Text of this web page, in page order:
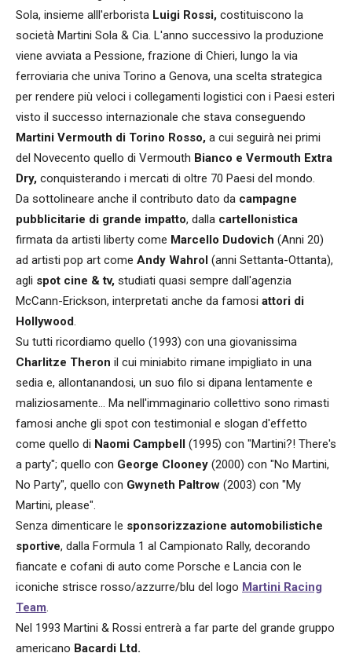
Sola, insieme alll'erborista Luigi Rossi, costituiscono la
società Martini Sola & Cia. L'anno successivo la produzione
viene avviata a Pessione, frazione di Chieri, lungo la via
ferroviaria che univa Torino a Genova, una scelta strategica
per rendere più veloci i collegamenti logistici con i Paesi esteri
visto il successo internazionale che stava conseguendo
Martini Vermouth di Torino Rosso, a cui seguirà nei primi
del Novecento quello di Vermouth Bianco e Vermouth Extra
Dry, conquisterando i mercati di oltre 70 Paesi del mondo.
Da sottolineare anche il contributo dato da campagne
pubblicitarie di grande impatto, dalla cartellonistica
firmata da artisti liberty come Marcello Dudovich (Anni 20)
ad artisti pop art come Andy Wahrol (anni Settanta-Ottanta),
agli spot cine & tv, studiati quasi sempre dall'agenzia
McCann-Erickson, interpretati anche da famosi attori di
Hollywood.
Su tutti ricordiamo quello (1993) con una giovanissima
Charlitze Theron il cui miniabito rimane impigliato in una
sedia e, allontanandosi, un suo filo si dipana lentamente e
maliziosamente... Ma nell'immaginario collettivo sono rimasti
famosi anche gli spot con testimonial e slogan d'effetto
come quello di Naomi Campbell (1995) con "Martini?! There's
a party"; quello con George Clooney (2000) con "No Martini,
No Party", quello con Gwyneth Paltrow (2003) con "My
Martini, please".
Senza dimenticare le sponsorizzazione automobilistiche
sportive, dalla Formula 1 al Campionato Rally, decorando
fiancate e cofani di auto come Porsche e Lancia con le
iconiche strisce rosso/azzurre/blu del logo Martini Racing
Team.
Nel 1993 Martini & Rossi entrerà a far parte del grande gruppo
americano Bacardi Ltd.